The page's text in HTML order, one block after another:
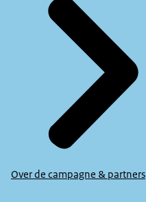
Over de campagne & partners